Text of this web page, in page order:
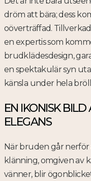
dröm att bära; dess
oöverträffad.
en expertis som
brudklädesdesign,
en spektakulär syn
känsla under hela
EN IKONISK
ELEGANS
När bruden går nerför
klänning, omgiven av
vänner, blir